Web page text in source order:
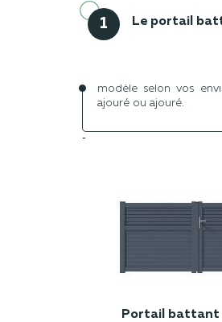
1 Le portail
Le portail battant de
modèle selon vos
ajouré ou ajouré.
-
Portail battant